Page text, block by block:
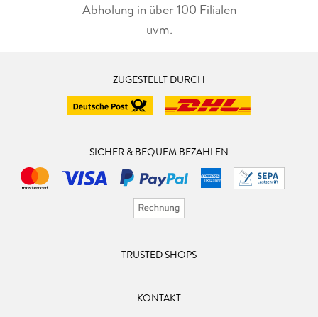
Abholung in über 100 Filialen
uvm.
ZUGESTELLT DURCH
SICHER & BEQUEM BEZAHLEN
TRUSTED SHOPS
KONTAKT